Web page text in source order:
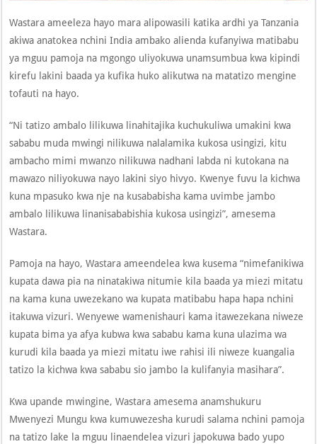
Wastara ameeleza hayo mara alipowasili katika ardhi ya Tanzania
akiwa anatokea nchini India ambako alienda kufanyiwa matibabu
ya mguu pamoja na mgongo uliyokuwa unamsumbua kwa kipindi
kirefu lakini baada ya kufika huko alikutwa na matatizo mengine
tofauti na hayo.
“Ni tatizo ambalo lilikuwa linahitajika kuchukuliwa umakini kwa
sababu muda mwingi nilikuwa nalalamika kukosa usingizi, kitu
ambacho mimi mwanzo nilikuwa nadhani labda ni kutokana na
mawazo niliyokuwa nayo lakini siyo hivyo. Kwenye fuvu la kichwa
kuna mpasuko kwa nje na kusababisha kama uvimbe jambo
ambalo lilikuwa linanisababishia kukosa usingizi”, amesema
Wastara.
Pamoja na hayo, Wastara ameendelea kwa kusema “nimefanikiwa
kupata dawa pia na ninatakiwa nitumie kila baada ya miezi mitatu
na kama kuna uwezekano wa kupata matibabu hapa hapa nchini
itakuwa vizuri. Wenyewe wamenishauri kama itawezekana niweze
kupata bima ya afya kubwa kwa sababu kama kuna ulazima wa
kurudi kila baada ya miezi mitatu iwe rahisi ili niweze kuangalia
tatizo la kichwa kwa sababu sio jambo la kulifanyia masihara”.
Kwa upande mwingine, Wastara amesema anamshukuru
Mwenyezi Mungu kwa kumuwezesha kurudi salama nchini pamoja
na tatizo lake la mguu linaendelea vizuri japokuwa bado yupo